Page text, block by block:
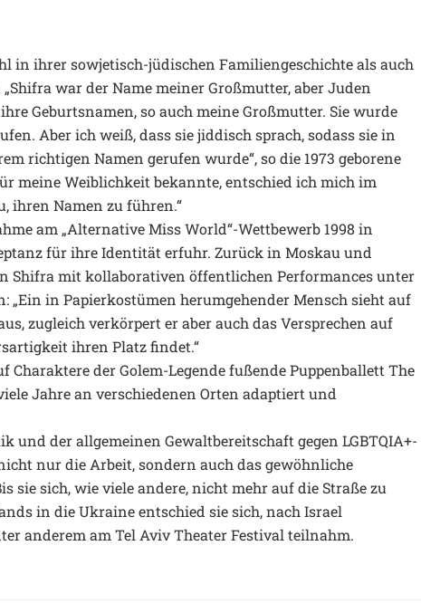
in ihrer sowjetisch-jüdischen Familiengeschichte als auch
war der Name meiner Großmutter, aber Juden
Geburtsnamen, so auch meine Großmutter. Sie wurde
Aber ich weiß, dass sie jiddisch sprach, sodass sie in
richtigen Namen gerufen wurde“, so die 1973 geborene
meine Weiblichkeit bekannte, entschied ich mich im
ihren Namen zu führen.“
am „Alternative Miss World“-Wettbewerb 1998 in
für ihre Identität erfuhr. Zurück in Moskau und
Shifra mit kollaborativen öffentlichen Performances unter
„Ein in Papierkostümen herumgehender Mensch sieht auf
zugleich verkörpert er aber auch das Versprechen auf
ihren Platz findet.“
der Golem-Legende fußende Puppenballett The
Jahre an verschiedenen Orten adaptiert und
und der allgemeinen Gewaltbereitschaft gegen LGBTQIA+-
nur die Arbeit, sondern auch das gewöhnliche
sie sich, wie viele andere, nicht mehr auf die Straße zu
in die Ukraine entschied sie sich, nach Israel
anderem am Tel Aviv Theater Festival teilnahm.